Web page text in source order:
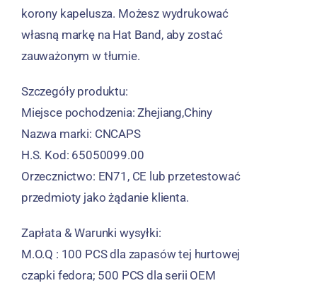
korony kapelusza. Możesz wydrukować
własną markę na Hat Band, aby zostać
zauważonym w tłumie.
Szczegóły produktu:
Miejsce pochodzenia: Zhejiang,Chiny
Nazwa marki: CNCAPS
H.S. Kod: 65050099.00
Orzecznictwo: EN71, CE lub przetestować
przedmioty jako żądanie klienta.
Zapłata & Warunki wysyłki:
M.O.Q : 100 PCS dla zapasów tej hurtowej
czapki fedora; 500 PCS dla serii OEM